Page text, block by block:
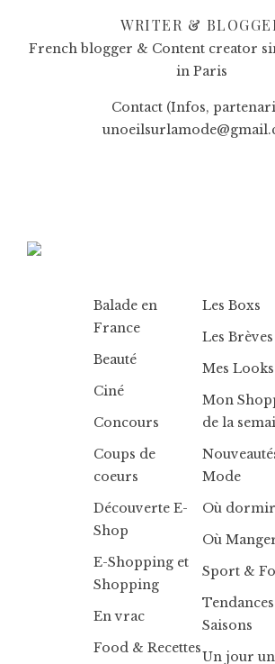
WRITER &
French blogger & Content creator
in Paris
Contact (Infos,
Balade en
France
Beauté
Ciné
Concours
Coups de
coeurs
Découverte E-
Shop
E-Shopping et
Shopping
En vrac
Food & Recettes
Les Boxs
Les Brèves
Mes Looks
Mon
de la
Mode
Où
Où
Sport &
Tendances
Saisons
Un jour